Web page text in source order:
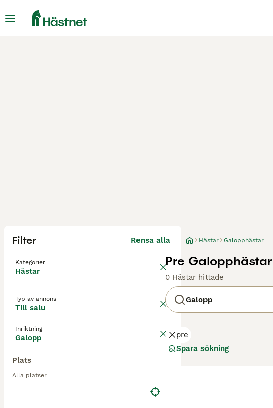
Filter Rensa alla
Kategorier
Hästar
Typ av annons
Till salu
Inriktning
Galopp
Plats
Alla platser
Hästar Galopphästar
Pre
0 Hästar hittade
Galopp
pre
Spara sökning